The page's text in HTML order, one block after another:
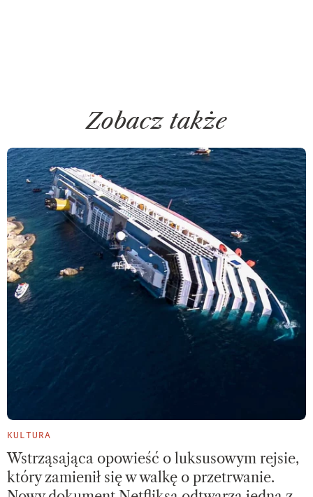
Zobacz także
KULTURA
Wstrząsająca opowieść o luksusowym rejsie,
który zamienił się w walkę o przetrwanie.